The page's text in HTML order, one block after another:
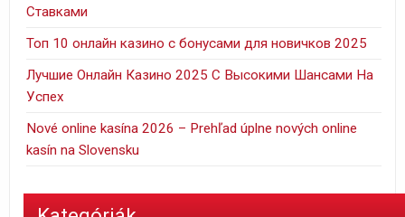
Ставками
Топ 10 онлайн казино с бонусами для новичков 2025
Лучшие Онлайн Казино 2025 С Высокими Шансами На
Успех
Nové online kasína 2026 – Prehľad úplne nových online
kasín na Slovensku